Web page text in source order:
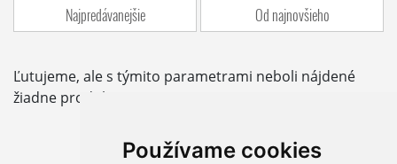
Používame cookies
Najpredávanejšie
Od najnovšieho
Ľutujeme, ale s týmito parametrami neboli nájdené
žiadne produkty.